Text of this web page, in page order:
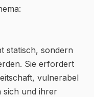
statisch, sondern
Sie erfordert
vulnerabel
sich und ihrer